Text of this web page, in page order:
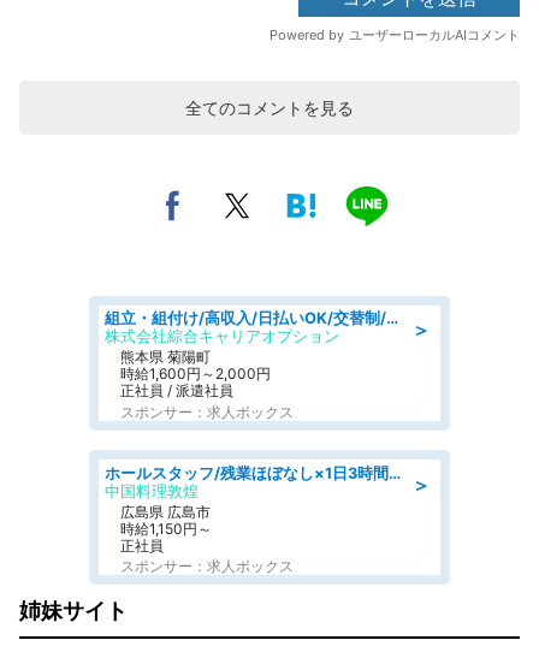
全てのコメントを見る
＞
組立・組付け/高収入/日払いOK/交替制/20・30・40代活躍中/製造 工場
株式会社綜合キャリアオプション
熊本県 菊陽町
時給1,600円～2,000円
正社員 / 派遣社員
スポンサー：求人ボックス
＞
ホールスタッフ/残業ほぼなし×1日3時間〜勤務OK!フォロー体制も充実/広島県/広島市南区
中国料理敦煌
広島県 広島市
時給1,150円～
正社員
スポンサー：求人ボックス
姉妹サイト